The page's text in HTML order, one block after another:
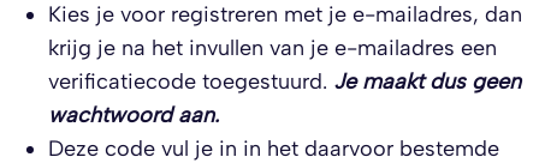
Kies je voor registreren met je e-mailadres, dan
krijg je na het invullen van je e-mailadres een
verificatiecode toegestuurd. Je maakt dus geen
wachtwoord aan.
Deze code vul je in in het daarvoor bestemde